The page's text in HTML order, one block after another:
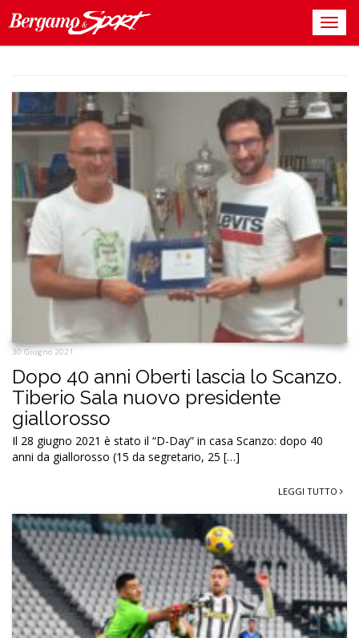
30 Giugno 2021
Dopo 40 anni Oberti lascia lo Scanzo.
Tiberio Sala nuovo presidente
giallorosso
Il 28 giugno 2021 è stato il “D-Day” in casa Scanzo: dopo 40
anni da giallorosso (15 da segretario, 25 […]
LEGGI TUTTO